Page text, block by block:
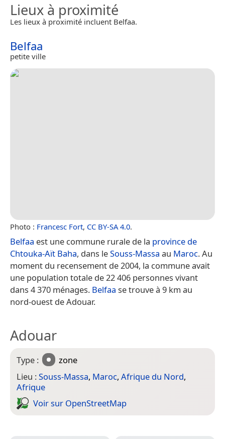
Lieux à proximité
Les lieux à proximité incluent Belfaa.
Belfaa
petite ville
Photo : Francesc Fort, CC BY-SA 4.0.
Belfaa est une commune rurale de la province de
Chtouka-Aït Baha, dans leSouss-Massa au Maroc. Au
moment du recensement de 2004, la commune avait
une population totale de 22 406 personnes vivant
dans 4 370 ménages. Belfaa se trouve à 9 km au
nord-ouest de Adouar.
Adouar
Type :
zone
Lieu :Souss-Massa, Maroc, Afrique du Nord,
Afrique
Voir sur Open­Street­Map